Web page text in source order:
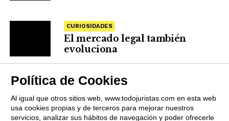
CURIOSIDADES
El mercado legal también
evoluciona
Política de Cookies
Al igual que otros sitios web, www.todojuristas.com en esta web
usa cookies propias y de terceros para mejorar nuestros
servicios, analizar sus hábitos de navegación y poder ofrecerle